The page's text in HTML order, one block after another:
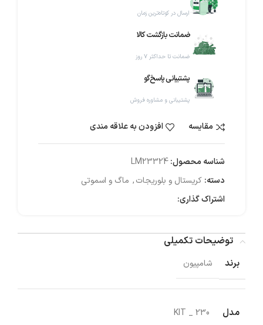
ارسال در کوتاه‌ترین زمان
ضمانت بازگشت کالا
ضمانت تا حداکثر ۷ روز
پشتیبانی پاسخ‌گو
پشتیبانی و مشاوره فروش
مقایسه افزودن به علاقه مندی
شناسه محصول:LM23324
دسته: کریستال و بلوریجات, ماگ و اسموتی
اشتراک گذاری:
توضیحات تکمیلی
برند شامپیون
مدل KIT _ 230